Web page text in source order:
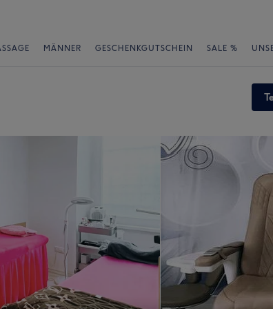
MÄNNER GESCHENKGUTSCHEIN SALE %